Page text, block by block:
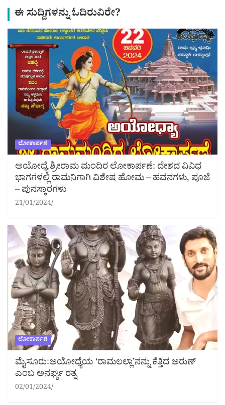
ಈ ಸುದ್ದಿಗಳನ್ನು ಓದಿರುವಿರೇ?
ಲೋಕಾರ್ಪಣೆ
ಅಯೋಧ್ಯೆ ಶ್ರೀರಾಮ ಮಂದಿರ ಲೋಕಾರ್ಪಣೆ: ದೇಶದ ವಿವಿಧ
ಭಾಗಗಳಲ್ಲಿ ರಾಮನಿಗಾಗಿ ವಿಶೇಷ ಹೋಮ – ಹವನಗಳು, ಪೂಜೆ
– ಪುನಸ್ಕಾರಗಳು
21/01/2024
ಲೋಕಾರ್ಪಣೆ
ಮೈಸೂರು:ಅಯೋಧ್ಯೆಯ ‘ರಾಮಲಲ್ಲಾ’ನನ್ನು ಕೆತ್ತಿದ ಅರುಣ್
ಎಂಬ ಅನರ್ಘ್ಯ ರತ್ನ
02/01/2024